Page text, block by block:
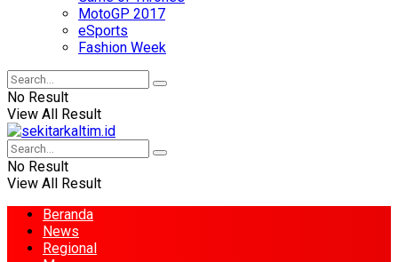
MotoGP 2017
eSports
Fashion Week
No Result
View All Result
No Result
View All Result
Beranda
News
Regional